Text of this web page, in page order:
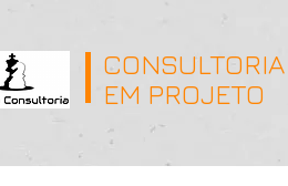
CONSULTORIA
EM PROJETO